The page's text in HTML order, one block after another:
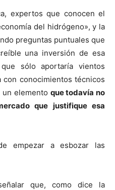
expertos que conocen el
del hidrógeno», y la
preguntas puntuales que
una inversión de esa
sólo aportaría vientos
conocimientos técnicos
elemento que todavía no
que justifique esa
empezar a esbozar las
que, como dice la